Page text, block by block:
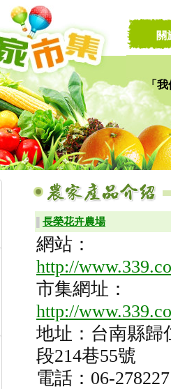
「我
讓
關
長榮花卉農場
網站：
http://
市集網址：
http://
地址：台南縣歸
段214巷55號
電話：06-